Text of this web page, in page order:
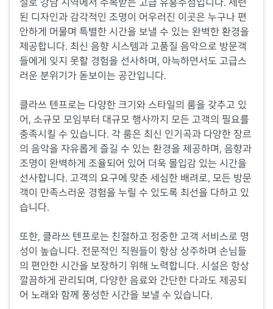
설로 강남 지역에서 주목받는 고급 유흥주점입니다. 세련
된 디자인과 감각적인 조명이 어우러진 이곳은 누구나 편
안하게 머물며 특별한 시간을 보낼 수 있는 완벽한 환경을
제공합니다. 최신 음향 시스템과 고품질 음악으로 방문객
들에게 잊지 못할 경험을 선사하며, 아늑하면서도 고급스
러운 분위기가 돋보이는 공간입니다.
클라쓰 텐프로는 다양한 크기와 스타일의 룸을 갖추고 있
어, 소규모 모임부터 대규모 행사까지 모든 고객의 필요를
충족시킬 수 있습니다. 각 룸은 최신 인기곡과 다양한 장르
의 음악을 자유롭게 즐길 수 있는 환경을 제공하며, 음향과
조명이 완벽하게 조율되어 있어 더욱 몰입감 있는 시간을
선사합니다. 고객의 요구에 맞춘 세심한 배려로, 모든 방문
객이 만족스러운 경험을 누릴 수 있도록 최선을 다하고 있
습니다.
또한, 클라쓰 텐프로는 친절하고 정중한 고객 서비스로 명
성이 높습니다. 전문적인 직원들이 항상 상주하며 손님들
의 편안한 시간을 보장하기 위해 노력합니다. 시설은 항상
깔끔하게 관리되며, 다양한 음료와 간단한 다과도 제공되
어 노래와 함께 풍성한 시간을 보낼 수 있습니다.